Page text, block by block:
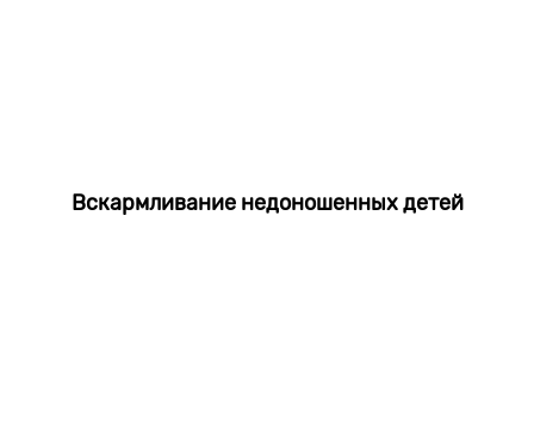
Вскармливание недоношенных детей